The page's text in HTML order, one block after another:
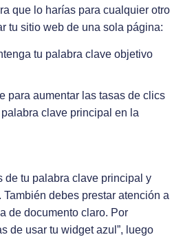
que lo harías para cualquier otro
tu sitio web de una sola página:
tu palabra clave objetivo
para aumentar las tasas de clics
clave principal en la
de tu palabra clave principal y
debes prestar atención a
de documento claro. Por
de usar tu widget azul”, luego